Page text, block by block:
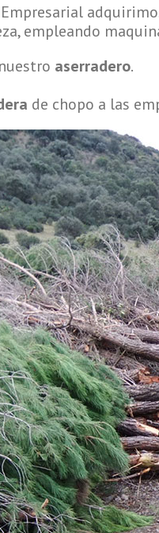
empleando
aserradero.
de chopo a las